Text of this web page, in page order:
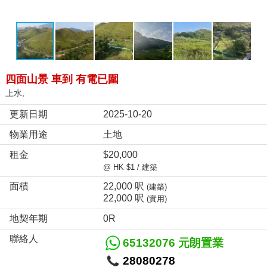
四面山景 車到 有電已圍
上水,
更新日期
2025-10-20
物業用途
土地
租金
$20,000
@ HK $1 / 建築
面積 22,000 呎 (建築)
22,000 呎 (實用)
地契年期
0R
聯絡人
65132076 元朗置業
28080278